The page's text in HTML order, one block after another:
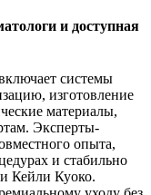
и доступная
системы
изготовление
материалы,
Эксперты-
опыта,
и стабильно
Кейли Куоко.